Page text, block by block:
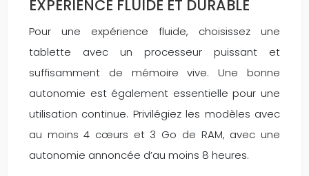
EXPÉRIENCE FLUIDE ET DURABLE
Pour une expérience fluide, choisissez une
tablette avec un processeur puissant et
suffisamment de mémoire vive. Une bonne
autonomie est également essentielle pour une
utilisation continue. Privilégiez les modèles avec
au moins 4 cœurs et 3 Go de RAM, avec une
autonomie annoncée d’au moins 8 heures.